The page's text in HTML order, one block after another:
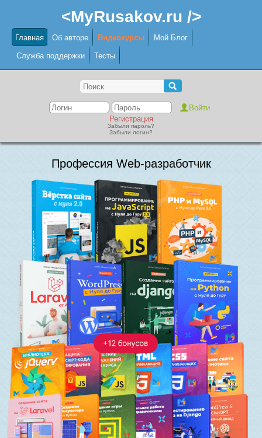
<MyRusakov.ru />
Главная Об авторе Видеокурсы Мой Блог
Служба поддержки Тесты
Регистрация
Забыли пароль?
Забыли логин?
Профессия Web-разработчик